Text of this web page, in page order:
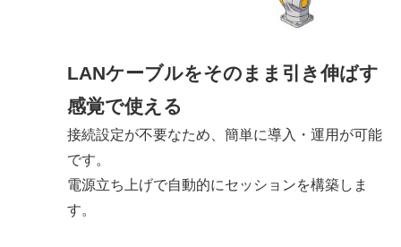
LANケーブルをそのまま引き伸ばす
感覚で使える
接続設定が不要なため、簡単に導入・運用が可能
です。
電源立ち上げで自動的にセッションを構築しま
す。